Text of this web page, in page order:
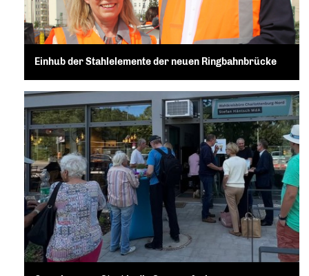
Einhub der Stahlelemente der neuen Ringbahnbrücke